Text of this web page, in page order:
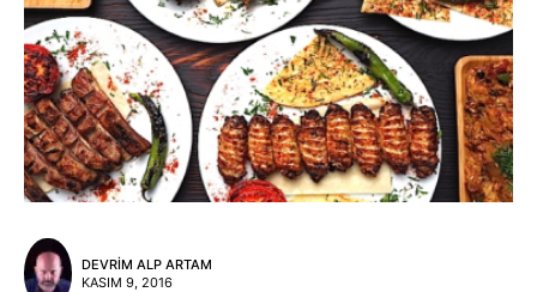
DEVRIM ALP ARTAM
KASIM 9, 2016